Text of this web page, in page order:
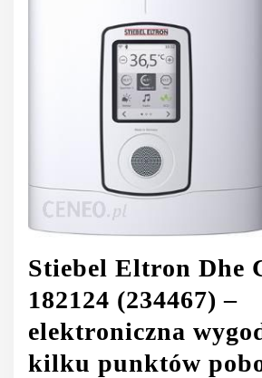
Stiebel Eltron Dhe
182124 (234467) –
elektroniczna
kilku punktów